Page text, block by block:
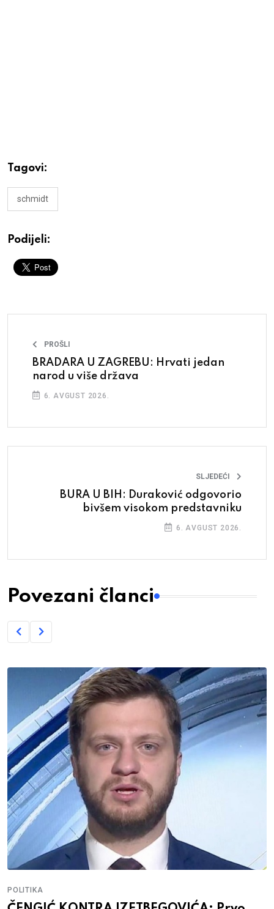
Tagovi:
schmidt
Podijeli:
PROŠLI
BRADARA U ZAGREBU: Hrvati jedan
narod u više država
6. AVGUST 2026.
SLJEDEĆI
BURA U BIH: Duraković odgovorio
bivšem visokom predstavniku
6. AVGUST 2026.
Povezani članci
POLITIKA